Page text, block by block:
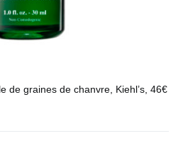
de graines de chanvre, Kiehl’s, 46€